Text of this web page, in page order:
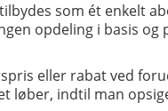
som ét enkelt
opdeling i basis og
eller rabat ved
løber, indtil man